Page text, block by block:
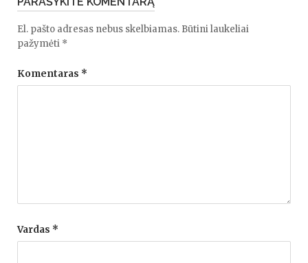
El. pašto adresas nebus skelbiamas. Būtini laukeliai
pažymėti *
Komentaras *
Vardas *